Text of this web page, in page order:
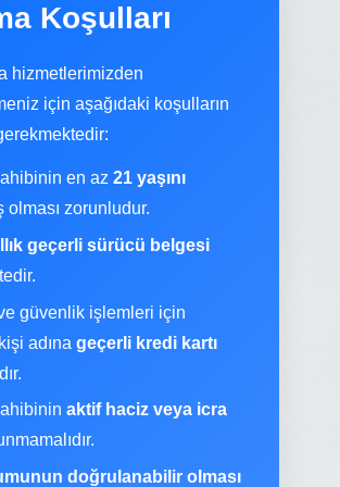
Koşulları
hizmetlerimizden
için aşağıdaki koşulların
en az 21 yaşını
olması zorunludur.
geçerli sürücü belgesi
güvenlik işlemleri için
adına geçerli kredi kartı
aktif haciz veya icra
doğrulanabilir olması